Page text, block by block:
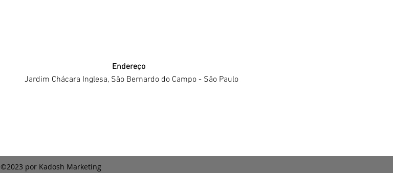
Endereço
Jardim Chácara Inglesa, São Bernardo do Campo - São Paulo
©2023 por Kadosh Marketing